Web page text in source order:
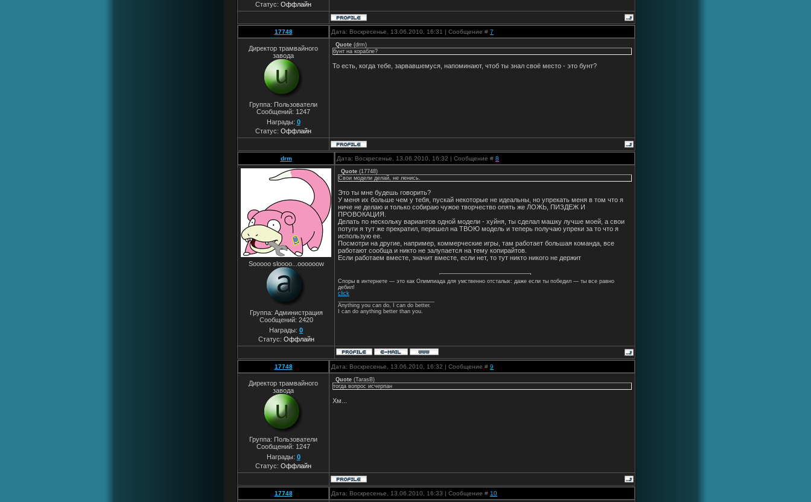
Статус: Оффлайн
17748 Дата: Воскресенье, 13.06.2010, 16:31 | Сообщение # 7
Директор трамвайного
завода
Группа: Пользователи
Сообщений: 1247
Награды: 0
Статус: Оффлайн
Quote (drm)
бунт на корабле?
То есть, когда тебе, зарвавшемуся, напоминают, чтоб ты знал своё место - это бунт?
drm Дата: Воскресенье, 13.06.2010, 16:32 | Сообщение # 8
Sooooo sloooo...oooooow
Группа: Администрация
Сообщений: 2420
Награды: 0
Статус: Оффлайн
Quote (17748)
Свои модели делай, не ленись.
Это ты мне будешь говорить?
У меня их больше чем у тебя, пускай некоторые не идеальны, но упрекать меня в том что я
ниче не делаю и только собираю чужое творчество опять же ЛОЖЬ, ПИЗДЕЖ И
ПРОВОКАЦИЯ.
Делать по нескольку вариантов одной модели - хуйня, ты сделал машку лучше моей, а свои
потуги я тут же прекратил, перешел на ТВОЮ модель и теперь получаю упреки за то что я
использую ее.
Посмотри на другие, например, коммерческие игры, там работает большая команда, все
работают сообща и никто не залупается на тему копирайтов.
Если работаем вместе, значит вместе, если нет, то тут никто никого не держит
Споры в интернете — это как Олимпиада для умственно отсталых: даже если ты победил — ты все равно
дебил!
click
Anything you can do, I can do better.
I can do anything better than you.
17748 Дата: Воскресенье, 13.06.2010, 16:32 | Сообщение # 9
Директор трамвайного
завода
Группа: Пользователи
Сообщений: 1247
Награды: 0
Статус: Оффлайн
Quote (TarasB)
тогда вопрос исчерпан
Хм...
17748 Дата: Воскресенье, 13.06.2010, 16:33 | Сообщение # 10